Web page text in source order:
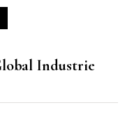
Industrie